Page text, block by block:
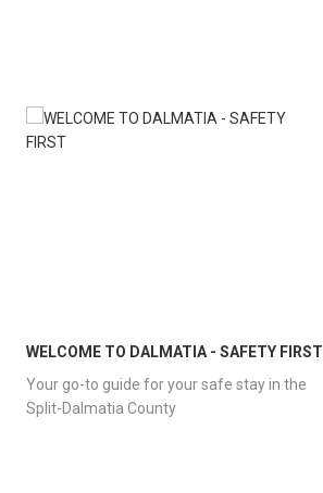
WELCOME TO DALMATIA - SAFETY FIRST
Your go-to guide for your safe stay in the
Split-Dalmatia County